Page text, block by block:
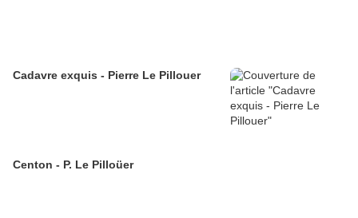
Cadavre exquis - Pierre Le Pillouer
Centon - P. Le Pilloüer